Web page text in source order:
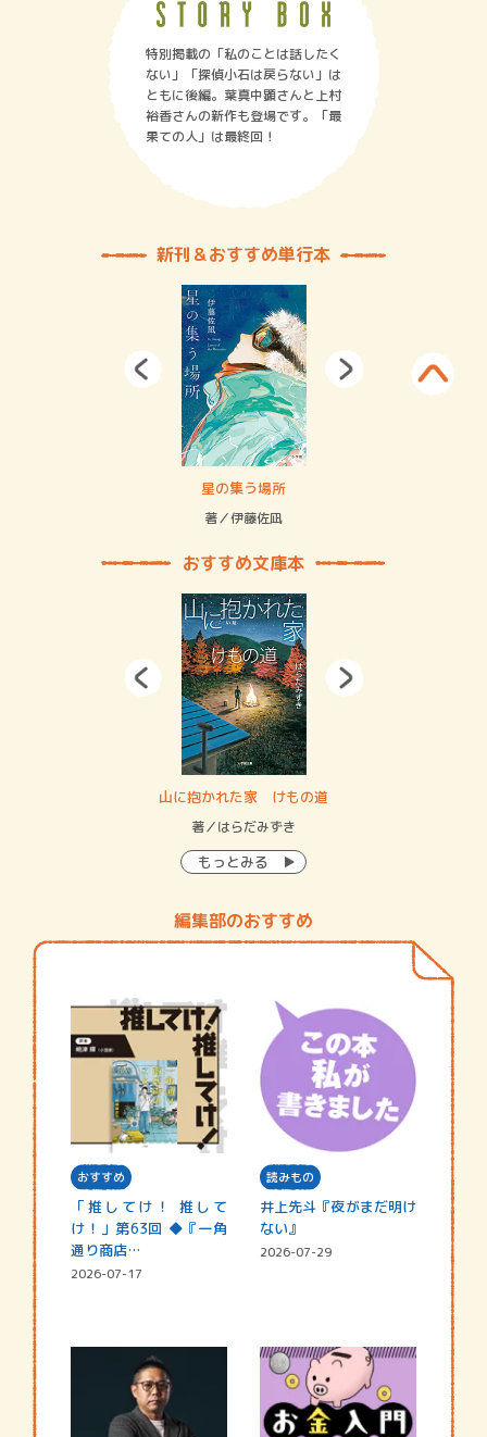
特別掲載の「私のことは話したく
ない」「探偵小石は戻らない」は
ともに後編。葉真中顕さんと上村
裕香さんの新作も登場です。「最
果ての人」は最終回！
新刊＆おすすめ単行本
星の集う場所
著／伊藤佐凪
おすすめ文庫本
山に抱かれた家 けもの道
著／はらだみずき
もっとみる
編集部のおすすめ
おすすめ
「推してけ！ 推して
け！」第63回 ◆『一角
通り商店…
2026-07-17
読みもの
井上先斗『夜がまだ明け
ない』
2026-07-29